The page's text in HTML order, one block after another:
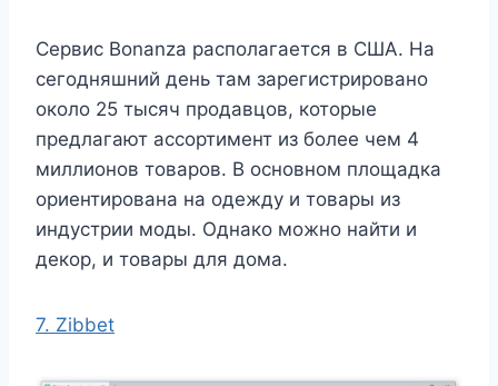
Сервис Bonanza располагается в США. На
сегодняшний день там зарегистрировано
около 25 тысяч продавцов, которые
предлагают ассортимент из более чем 4
миллионов товаров. В основном площадка
ориентирована на одежду и товары из
индустрии моды. Однако можно найти и
декор, и товары для дома.
7. Zibbet